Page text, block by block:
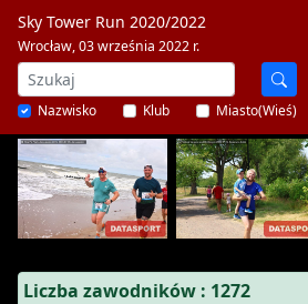
Sky Tower Run 2020/2022
Wrocław, 03 września 2022 r.
Nazwisko Klub Miasto(Wieś)
Liczba zawodników : 1272